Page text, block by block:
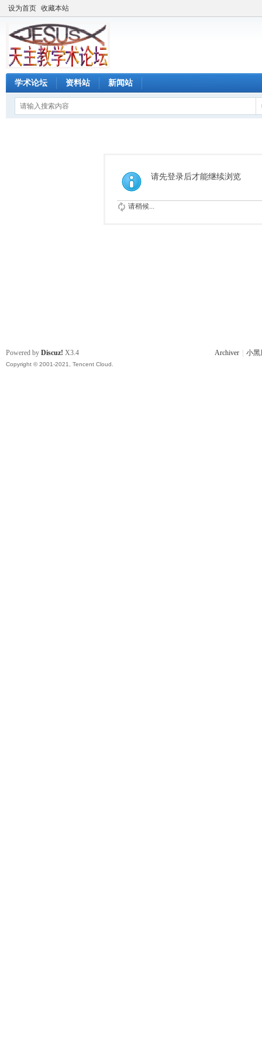
设为首页 收藏本站
学术论坛 资料站 新闻站
请先登录后才能继续浏览
请稍候...
Archiver 小黑
Powered by Discuz! X3.4
Copyright © 2001-2021, Tencent Cloud.